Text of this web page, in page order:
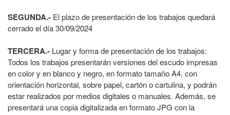
SEGUNDA.- El plazo de presentación de los trabajos quedará
cerrado el día 30/09/2024
TERCERA.- Lugar y forma de presentación de los trabajos:
Todos los trabajos presentarán versiones del escudo impresas
en color y en blanco y negro, en formato tamaño A4, con
orientación horizontal, sobre papel, cartón o cartulina, y podrán
estar realizados por medios digitales o manuales. Además, se
presentará una copia digitalizada en formato JPG con la